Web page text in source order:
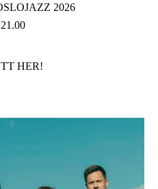
2026
HER!